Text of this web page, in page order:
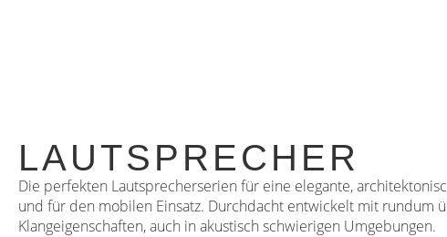
LAUTSPRECHER
Die perfekten Lautsprecherserien für eine elegante,
und für den mobilen Einsatz. Durchdacht entwickelt mit rundum
Klangeigenschaften, auch in akustisch schwierigen Umgebungen.